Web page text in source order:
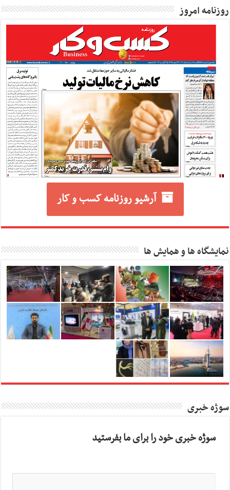
روزنامه امروز
آرشیو روزنامه کسب و کار
نمایشگاه ها و همایش ها
سوژه خبری
سوژه خبری خود را برای ما بفرستید